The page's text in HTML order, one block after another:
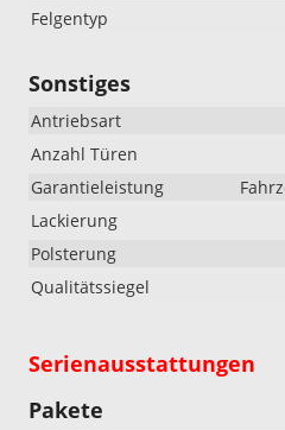
Felgentyp
Sonstiges
Antriebsart
Anzahl Türen
Garantieleistung
Lackierung
Polsterung
Qualitätssiegel
Serienausstattungen
Pakete